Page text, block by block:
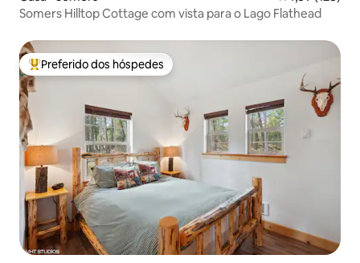
Somers Hilltop Cottage com vista para o Lago Flathead
Entre os melhores preferidos dos hóspedes
Preferido dos hóspedes